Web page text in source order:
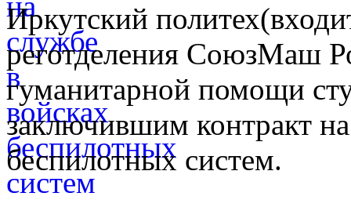
Иркутский
реготделения СоюзМаш
гуманитарной помощи
заключившим контракт
беспилотных систем.